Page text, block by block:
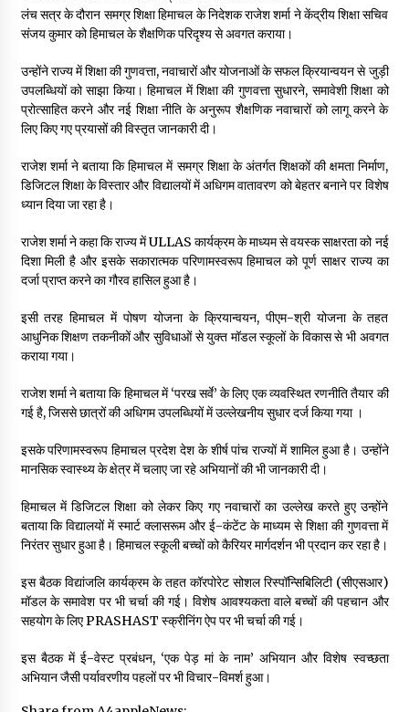
लंच सत्र के दौरान समग्र शिक्षा हिमाचल के निदेशक राजेश शर्मा ने केंद्रीय शिक्षा सचिव
संजय कुमार को हिमाचल के शैक्षणिक परिदृश्य से अवगत कराया।
उन्होंने राज्य में शिक्षा की गुणवत्ता, नवाचारों और योजनाओं के सफल क्रियान्वयन से जुड़ी
उपलब्धियों को साझा किया। हिमाचल में शिक्षा की गुणवत्ता सुधारने, समावेशी शिक्षा को
प्रोत्साहित करने और नई शिक्षा नीति के अनुरूप शैक्षणिक नवाचारों को लागू करने के
लिए किए गए प्रयासों की विस्तृत जानकारी दी।
राजेश शर्मा ने बताया कि हिमाचल में समग्र शिक्षा के अंतर्गत शिक्षकों की क्षमता निर्माण,
डिजिटल शिक्षा के विस्तार और विद्यालयों में अधिगम वातावरण को बेहतर बनाने पर विशेष
ध्यान दिया जा रहा है।
राजेश शर्मा ने कहा कि राज्य में ULLAS कार्यक्रम के माध्यम से वयस्क साक्षरता को नई
दिशा मिली है और इसके सकारात्मक परिणामस्वरूप हिमाचल को पूर्ण साक्षर राज्य का
दर्जा प्राप्त करने का गौरव हासिल हुआ है।
इसी तरह हिमाचल में पोषण योजना के क्रियान्वयन, पीएम-श्री योजना के तहत
आधुनिक शिक्षण तकनीकों और सुविधाओं से युक्त मॉडल स्कूलों के विकास से भी अवगत
कराया गया।
राजेश शर्मा ने बताया कि हिमाचल में ‘परख सर्वे’ के लिए एक व्यवस्थित रणनीति तैयार की
गई है, जिससे छात्रों की अधिगम उपलब्धियों में उल्लेखनीय सुधार दर्ज किया गया ।
इसके परिणामस्वरूप हिमाचल प्रदेश देश के शीर्ष पांच राज्यों में शामिल हुआ है। उन्होंने
मानसिक स्वास्थ्य के क्षेत्र में चलाए जा रहे अभियानों की भी जानकारी दी।
हिमाचल में डिजिटल शिक्षा को लेकर किए गए नवाचारों का उल्लेख करते हुए उन्होंने
बताया कि विद्यालयों में स्मार्ट क्लासरूम और ई-कंटेंट के माध्यम से शिक्षा की गुणवत्ता में
निरंतर सुधार हुआ है। हिमाचल स्कूली बच्चों को कैरियर मार्गदर्शन भी प्रदान कर रहा है।
इस बैठक विद्यांजलि कार्यक्रम के तहत कॉरपोरेट सोशल रिस्पॉन्सिबिलिटी (सीएसआर)
मॉडल के समावेश पर भी चर्चा की गई। विशेष आवश्यकता वाले बच्चों की पहचान और
सहयोग के लिए PRASHAST स्क्रीनिंग ऐप पर भी चर्चा की गई।
इस बैठक में ई-वेस्ट प्रबंधन, ‘एक पेड़ मां के नाम’ अभियान और विशेष स्वच्छता
अभियान जैसी पर्यावरणीय पहलों पर भी विचार-विमर्श हुआ।